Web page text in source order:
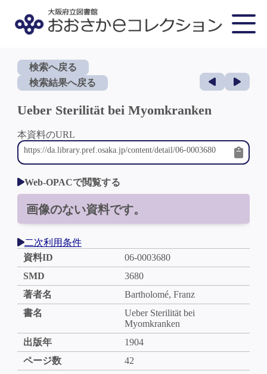
検索へ戻る
検索結果へ戻る
Ueber Sterilität bei Myomkranken
本資料のURL
Web-OPACで閲覧する
画像のない資料です。
二次利用条件
資料ID
06-0003680
SMD
3680
著者名
Bartholomé, Franz
書名
Ueber Sterilität bei
Myomkranken
出版年
1904
ページ数
42